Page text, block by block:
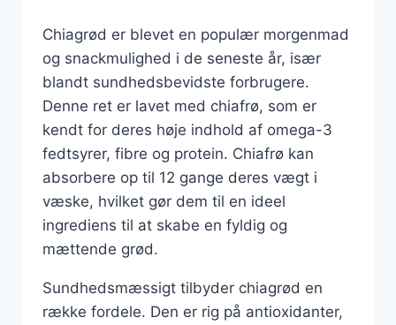
Chiagrød er blevet en populær morgenmad
og snackmulighed i de seneste år, især
blandt sundhedsbevidste forbrugere.
Denne ret er lavet med chiafrø, som er
kendt for deres høje indhold af omega-3
fedtsyrer, fibre og protein. Chiafrø kan
absorbere op til 12 gange deres vægt i
væske, hvilket gør dem til en ideel
ingrediens til at skabe en fyldig og
mættende grød.
Sundhedsmæssigt tilbyder chiagrød en
række fordele. Den er rig på antioxidanter,